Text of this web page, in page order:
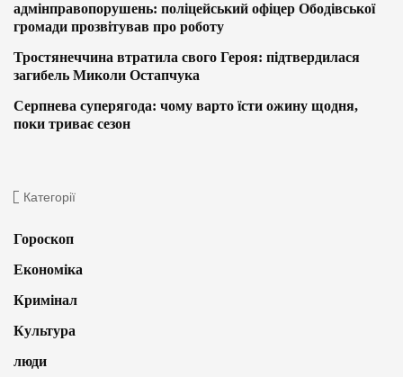
адмінправопорушень: поліцейський офіцер Ободівської
громади прозвітував про роботу
Тростянеччина втратила свого Героя: підтвердилася
загибель Миколи Остапчука
Серпнева суперягода: чому варто їсти ожину щодня,
поки триває сезон
Категорії
Гороскоп
Економіка
Кримінал
Культура
люди